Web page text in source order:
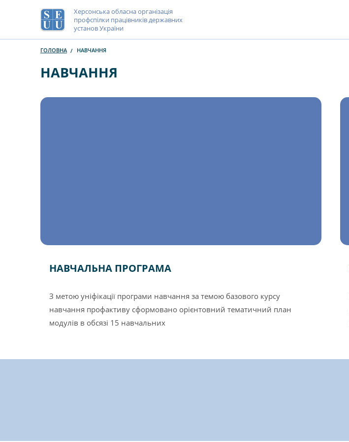
Херсонська обласна організація
профспілки працівників державних
установ України
ГОЛОВНА НАВЧАННЯ
НАВЧАННЯ
НАВЧАЛЬНА ПРОГРАМА
З метою уніфікації програми навчання за темою базового курсу
навчання профактиву сформовано орієнтовний тематичний план
модулів в обсязі 15 навчальних